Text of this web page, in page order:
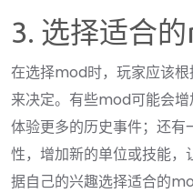
3. 选择适合
在选择mod时，玩家应该
来决定。有些mod可能会
体验更多的历史事件；还
性，增加新的单位或技能
据自己的兴趣选择适合的